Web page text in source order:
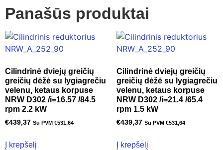
Panašūs produktai
Cilindrinė dviejų greičių
greičių dėžė su lygiagrečiu
velenu, ketaus korpuse
NRW D302 /i=16.57 /84.5
rpm 2.2 kW
€439,37 Su PVM €531,64
Į krepšelį
Cilindrinė dviejų greičių
greičių dėžė su lygiagrečiu
velenu, ketaus korpuse
NRW D302 /i=21.4 /65.4
rpm 1.5 kW
€439,37 Su PVM €531,64
Į krepšelį